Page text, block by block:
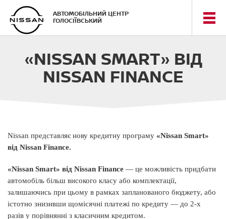
АВТОМОБІЛЬНИЙ ЦЕНТР
ГОЛОСІЇВСЬКИЙ
«NISSAN SMART» ВІД
NISSAN FINANCE
Nissan представляє нову кредитну програму «Nissan Smart»
від Nissan Finance.
«Nissan Smart» від Nissan Finance — це можливість придбати
автомобіль більш високого класу або комплектації,
залишаючись при цьому в рамках запланованого бюджету, або
істотно знизивши щомісячні платежі по кредиту — до 2-х
разів у порівнянні з класичним кредитом.